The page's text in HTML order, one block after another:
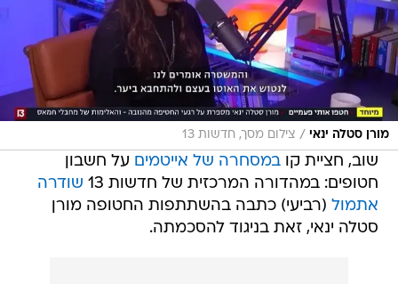
מורן סטלה ינאי / צילום מסך, חדשות 13
שוב, חציית קובמסחרה של אייטמיםעל חשבון
חטופים: במהדורה המרכזית של חדשות 13
אתמול(רביעי) כתבה בהשתתפות החטופה מורן
סטלה ינאי, זאת בניגוד להסכמתה.